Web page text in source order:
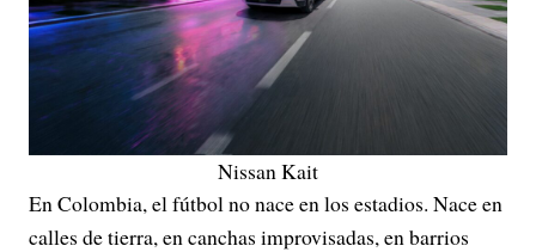
Nissan Kait
En Colombia, el fútbol no nace en los estadios. Nace en
calles de tierra, en canchas improvisadas, en barrios